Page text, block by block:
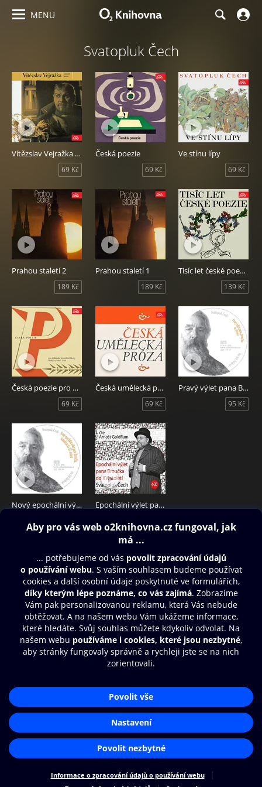
MENU
Svatopluk Čech
Vítězslav Vejražka - Portrét herce
69 Kč
Česká poezie
69 Kč
Ve stínu lípy
69 Kč
Prahou staletí 2
189 Kč
Prahou staletí 1
189 Kč
Tisíc let české poezie
139 Kč
Česká poezie pro Základní devítileté školy - druhý výběr 1. část
69 Kč
Česká umělecká próza
69 Kč
Pravý výlet pana Broučka do Měsíce
95 Kč
Nový epochální výlet pana Broučka, tentokrát do XV. století
95 Kč
Epochální výlet pana Broučka do XV. století
Obsah ke stažení
Moje O2 Knihovna
Další zábava
© O2 Czech Republic a.s.
Přístupnost
Zásady zpracování osobních údajů
Nastavení cookies
Aplikace O2 Knihovna
Čti a poslouchej své e-knihy a
audioknihy rychleji a pohodlněji.